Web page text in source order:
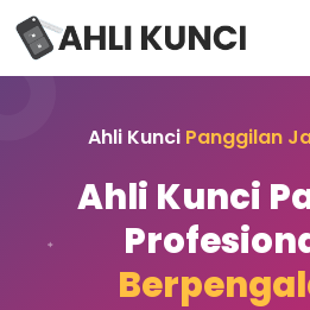
Ahli Kunci Panggilan
Ahli Kunci